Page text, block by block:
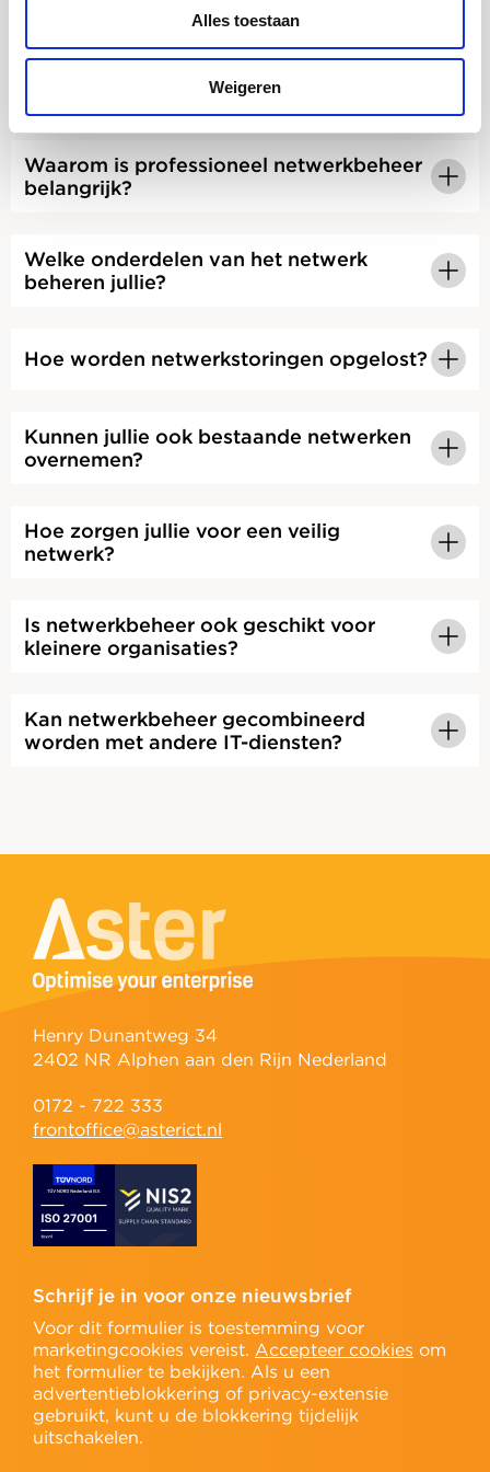
Alles toestaan
Weigeren
Veelgestelde vragen over netwerkbeheer
Wat is netwerkbeheer?
Waarom is professioneel netwerkbeheer
belangrijk?
Welke onderdelen van het netwerk
beheren jullie?
Hoe worden netwerkstoringen opgelost?
Kunnen jullie ook bestaande netwerken
overnemen?
Hoe zorgen jullie voor een veilig
netwerk?
Is netwerkbeheer ook geschikt voor
kleinere organisaties?
Kan netwerkbeheer gecombineerd
worden met andere IT-diensten?
Henry Dunantweg 34
2402 NR Alphen aan den Rijn Nederland
0172 - 722 333
frontoffice@asterict.nl
Schrijf je in voor onze nieuwsbrief
Voor dit formulier is toestemming voor
marketingcookies vereist. Accepteer cookies om
het formulier te bekijken. Als u een
advertentieblokkering of privacy-extensie
gebruikt, kunt u de blokkering tijdelijk
uitschakelen.